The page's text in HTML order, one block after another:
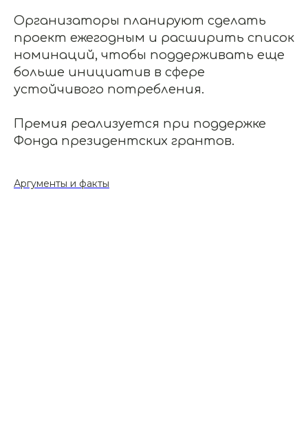
Организаторы планируют сделать
проект ежегодным и расширить список
номинаций, чтобы поддерживать еще
больше инициатив в сфере
устойчивого потребления.
Премия реализуется при поддержке
Фонда президентских грантов.
Аргументы и факты